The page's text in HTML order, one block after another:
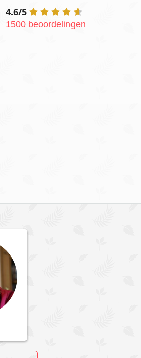
4.6/5
1500 beoordelingen